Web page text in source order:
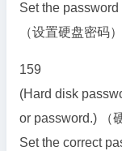
Set the
（设置硬盘密码）
159
(Hard disk
or password.) （
Set the correct